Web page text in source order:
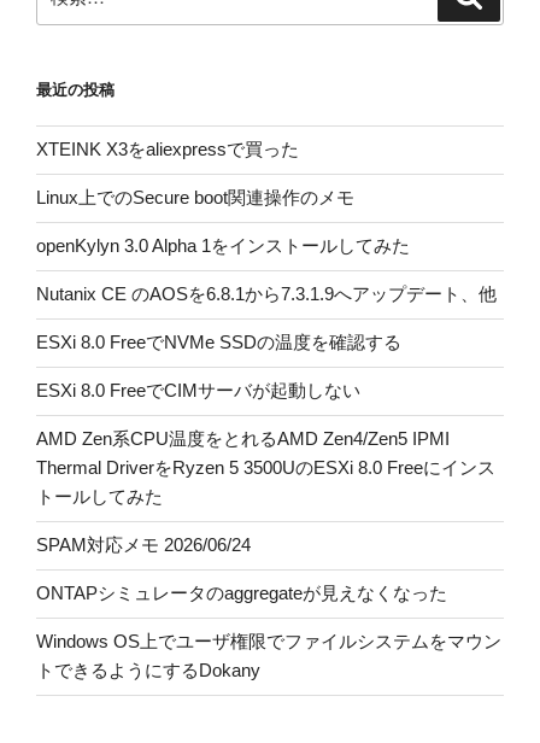
索:
最近の投稿
XTEINK X3をaliexpressで買った
Linux上でのSecure boot関連操作のメモ
openKylyn 3.0 Alpha 1をインストールしてみた
Nutanix CE のAOSを6.8.1から7.3.1.9へアップデート、他
ESXi 8.0 FreeでNVMe SSDの温度を確認する
ESXi 8.0 FreeでCIMサーバが起動しない
AMD Zen系CPU温度をとれるAMD Zen4/Zen5 IPMI
Thermal DriverをRyzen 5 3500UのESXi 8.0 Freeにインス
トールしてみた
SPAM対応メモ 2026/06/24
ONTAPシミュレータのaggregateが見えなくなった
Windows OS上でユーザ権限でファイルシステムをマウン
トできるようにするDokany